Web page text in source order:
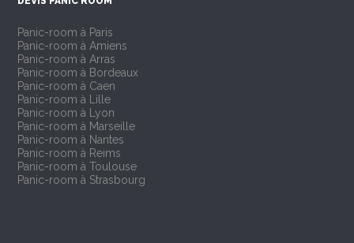
Panic-room à Paris
Panic-room à Amiens
Panic-room à Arras
Panic-room à Bordeaux
Panic-room à Caen
Panic-room à Lille
Panic-room à Lyon
Panic-room à Marseille
Panic-room à Nantes
Panic-room à Reims
Panic-room à Toulouse
Panic-room à Strasbourg